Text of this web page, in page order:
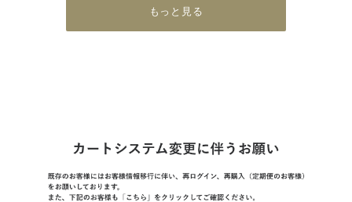
もっと見る